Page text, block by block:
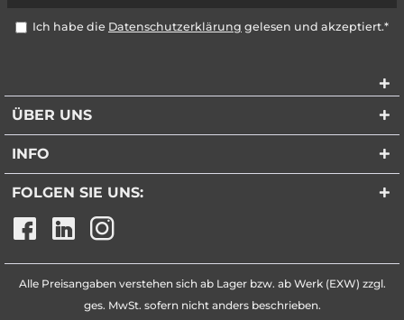
Ich habe die Datenschutzerklärung gelesen und akzeptiert.*
ÜBER UNS
INFO
FOLGEN SIE UNS:
Alle Preisangaben verstehen sich ab Lager bzw. ab Werk (EXW) zzgl.
ges. MwSt. sofern nicht anders beschrieben.